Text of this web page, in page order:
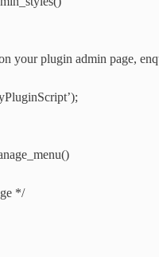
your plugin admin page,
*/